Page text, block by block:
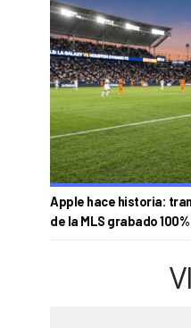
Apple hace historia:
de la MLS grabado